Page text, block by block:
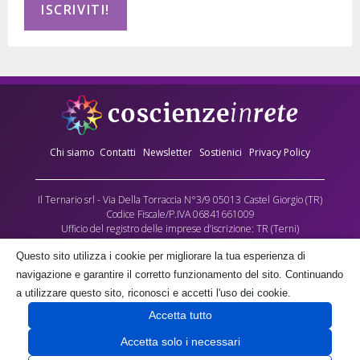
Chi siamo Contatti Newsletter Sostienici Privacy Policy
Il Ternario srl - Via Della Torraccia N°3/9 05013 Castel Giorgio (TR)
Codice Fiscale/P.IVA 06841661009
Ufficio del registro delle imprese d’iscrizione: TR (Terni)
Numero REA: 90173
Capitale sociale versato: €10.000,00
L’Associazione culturale Coscienze in Rete - cda Torraccia 3, Castel Giorgio -
fornisce gratuitamente parte dei contenuti multimediali di questo sito, quale
contributo alla crescita delle coscienze umane, negli spazi a lei gratuitamente
Questo sito utilizza i cookie per migliorare la tua esperienza di
navigazione e garantire il corretto funzionamento del sito. Continuando
a utilizzare questo sito, riconosci e accetti l'uso dei cookie.
Accetta tutto
Accetta solo i necessari